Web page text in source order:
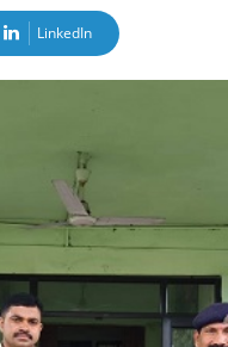
LinkedIn